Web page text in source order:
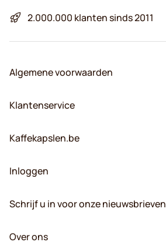
2.000.000 klanten sinds 2011
Algemene voorwaarden
Klantenservice
Kaffekapslen.be
Inloggen
Schrijf u in voor onze nieuwsbrieven
Over ons